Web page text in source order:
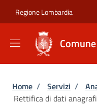
Regione Lombardia
Briciole di
Home / Servizi /
Rettifica di dati